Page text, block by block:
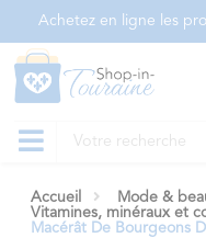
Achetez en ligne les
Accueil Mode &
Vitamines, minéraux et
Macérât De Bourgeons
Panneau de gestion des